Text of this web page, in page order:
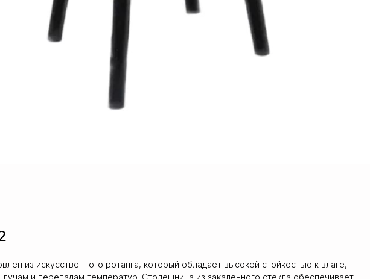
из искусственного ротанга, который обладает высокой стойкостью к влаге,
и перепадам температур. Столешница из закаленного стекла обеспечивает